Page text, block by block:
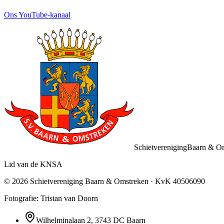
Ons YouTube-kanaal
SchietverenigingBaarn &
Lid van de KNSA
© 2026 Schietvereniging Baarn & Omstreken · KvK 40506090
Fotografie: Tristan van Doorn
Wilhelminalaan 2, 3743 DC Baarn